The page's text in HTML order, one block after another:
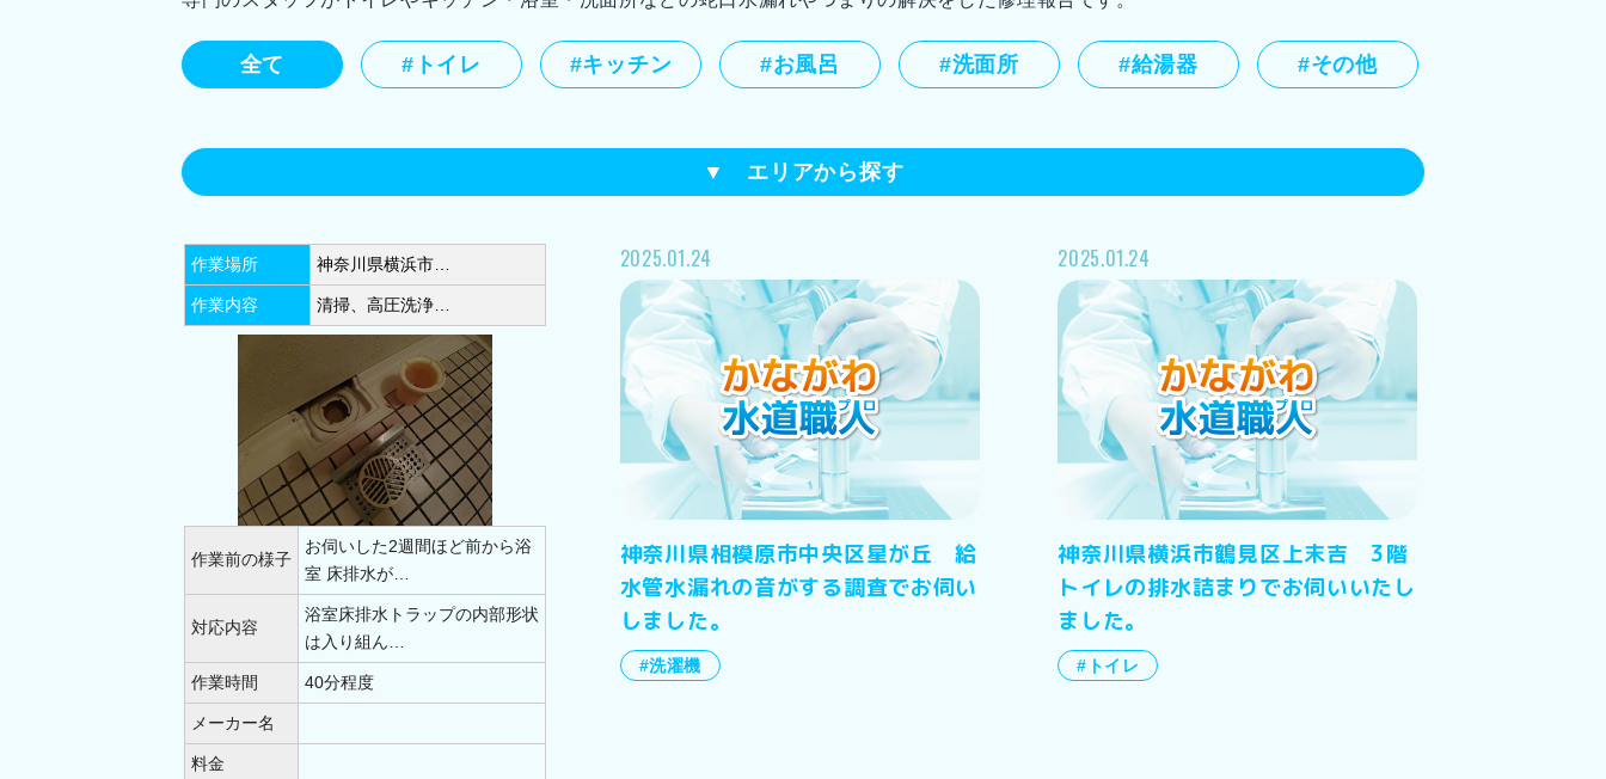
全て #トイレ #キッチン #お風呂 #洗面所 #給湯器 #その他
▼ エリアから探す
横浜市保土ケ谷区(30)
横浜市旭区(12) 横浜市磯子区(12) 横浜市港北区(30)
横浜市青葉区(25)
横浜市都筑区(17) 横浜市戸塚区(25) 横浜市栄区(10) 横浜市泉区(10)
横浜市瀬谷区(11)
川崎市川崎区(11)
川崎市幸区(12) 川崎市中原区(7) 川崎市高津区(13) 川崎市宮前区(20)
川崎市多摩区(10)
川崎市麻生区(12)
相模原市中央区(19) 相模原市緑区(14) 相模原市南区(36) 藤沢市(28)
横須賀市(28)
平塚市(12)
茅ヶ崎市(10) 大和市(9) 厚木市(13) 小田原市(11) 鎌倉市(12) 秦野市(7) 海老名市(3)
座間市(6)
伊勢原市(6)
綾瀬市(5) 逗子市(6) 三浦市(6) 南足柄市(2) 足柄上郡(8) 足柄下郡(1) 中郡(1)
高座郡(1)
愛甲郡(0)
三浦郡(4)
作業場所 神奈川県横浜市…
作業内容 清掃、高圧洗浄…
作業前の様子
お伺いした2週間ほど前から浴
室 床排水が…
対応内容
浴室床排水トラップの内部形状
は入り組ん…
作業時間 40分程度
メーカー名
料金
2025.01.24
神奈川県相模原市中央区星が丘 給
水管水漏れの音がする調査でお伺い
しました。
#洗濯機
2025.01.24
神奈川県横浜市鶴見区上末吉 3階
トイレの排水詰まりでお伺いいたし
ました。
#トイレ